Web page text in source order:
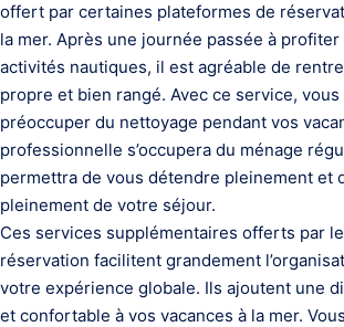
offert par certaines plateformes de
la mer. Après une journée passée à
activités nautiques, il est agréable de
propre et bien rangé. Avec ce service, vous
préoccuper du nettoyage pendant vos
professionnelle s’occupera du ménage
permettra de vous détendre pleinement et
pleinement de votre séjour.
Ces services supplémentaires offerts par
réservation facilitent grandement
votre expérience globale. Ils ajoutent une
et confortable à vos vacances à la mer.